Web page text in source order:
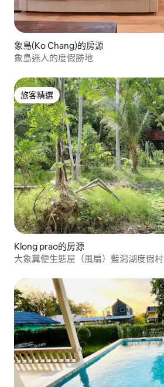
象島(Ko Chang)的房源
象島迷人的度假勝地
旅客精選
旅客精選
Klong prao的房源
大象糞便生態屋（風扇）藍潟湖度假村